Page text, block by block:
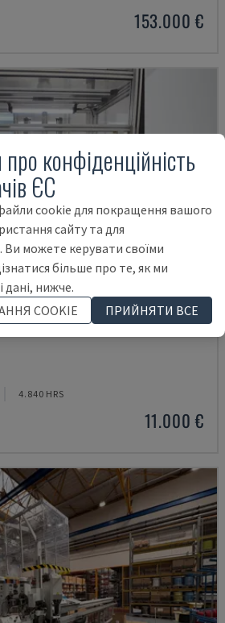
153.000 €
4.840 HRS
11.000 €
конфіденційність
ЄС
cookie для покращення вашого
сайту та для
Ви можете керувати своїми
більше про те, як ми
нижче.
COOKIE
ПРИЙНЯТИ ВСЕ